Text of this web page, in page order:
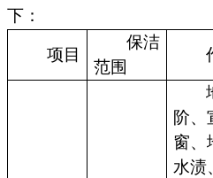
下：
项目
保洁
范围
阶、
窗、
水渍